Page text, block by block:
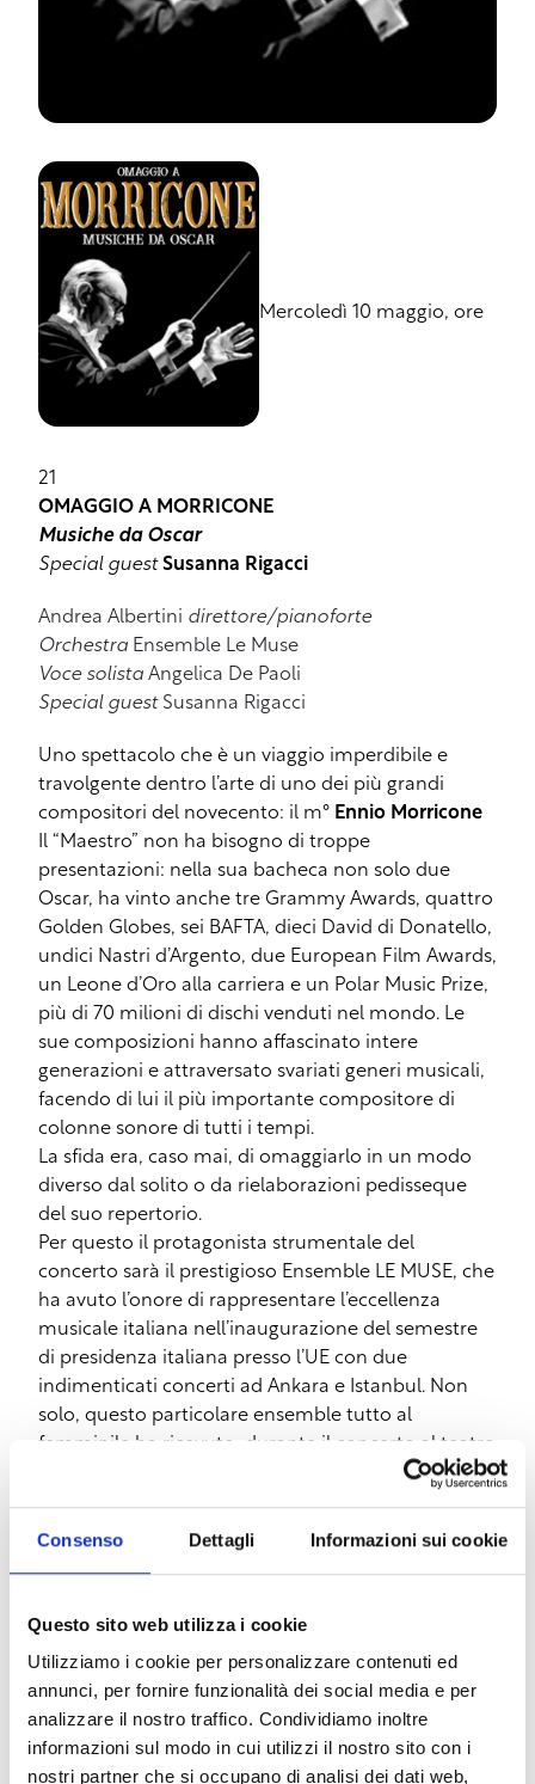
Consenso Dettagli Informazioni sui cookie
Questo sito web utilizza i cookie
Utilizziamo i cookie per personalizzare contenuti ed
annunci, per fornire funzionalità dei social media e per
analizzare il nostro traffico. Condividiamo inoltre
informazioni sul modo in cui utilizzi il nostro sito con i
nostri partner che si occupano di analisi dei dati web,
Mercoledì 10 maggio, ore
21
OMAGGIO A MORRICONE
Musiche da Oscar
Special guestSusanna Rigacci
Andrea Albertini direttore/pianoforte
Orchestra Ensemble Le Muse
Voce solista Angelica De Paoli
Special guestSusanna Rigacci
Uno spettacolo che è un viaggio imperdibile e
travolgente dentro l’arte di uno dei più grandi
compositori del novecento: il m° Ennio Morricone
Il “Maestro” non ha bisogno di troppe
presentazioni: nella sua bacheca non solo due
Oscar, ha vinto anche tre Grammy Awards, quattro
Golden Globes, sei BAFTA, dieci David di Donatello,
undici Nastri d’Argento, due European Film Awards,
un Leone d’Oro alla carriera e un Polar Music Prize,
più di 70 milioni di dischi venduti nel mondo. Le
sue composizioni hanno affascinato intere
generazioni e attraversato svariati generi musicali,
facendo di lui il più importante compositore di
colonne sonore di tutti i tempi.
La sfida era, caso mai, di omaggiarlo in un modo
diverso dal solito o da rielaborazioni pedisseque
del suo repertorio.
Per questo il protagonista strumentale del
concerto sarà il prestigioso Ensemble LE MUSE, che
ha avuto l’onore di rappresentare l’eccellenza
musicale italiana nell’inaugurazione del semestre
di presidenza italiana presso l’UE con due
indimenticati concerti ad Ankara e Istanbul. Non
solo, questo particolare ensemble tutto al
femminile ha ricevuto, durante il concerto al teatro
Mohamed V di Rabat in Marocco, l’Alto Patronato
questo spettacolo.
atmosfere di quelle pellicole che hanno segnato la
Siederà al pianoforte l’ideatore e creatore delle
MUSE, la loro anima: il maestro Andrea Albertini:
egli non solo suonerà, ma guiderà il pubblico lungo
la carriera del maestro, raccontandoci “le storie”